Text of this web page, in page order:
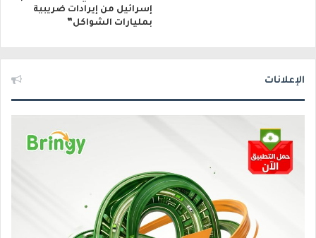
إسرائيل من إيرادات ضريبية
بمليارات الشواكل”
الإعلانات